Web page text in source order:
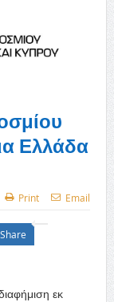
Ελλάδα
Print Email
Share
εκ